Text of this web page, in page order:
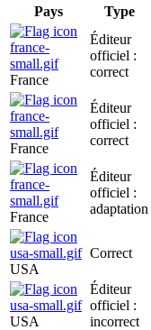
Pays Type
France
Éditeur
officiel :
correct
France
Éditeur
officiel :
correct
France
Éditeur
officiel :
adaptation
USA
Correct
USA
Éditeur
officiel :
incorrect